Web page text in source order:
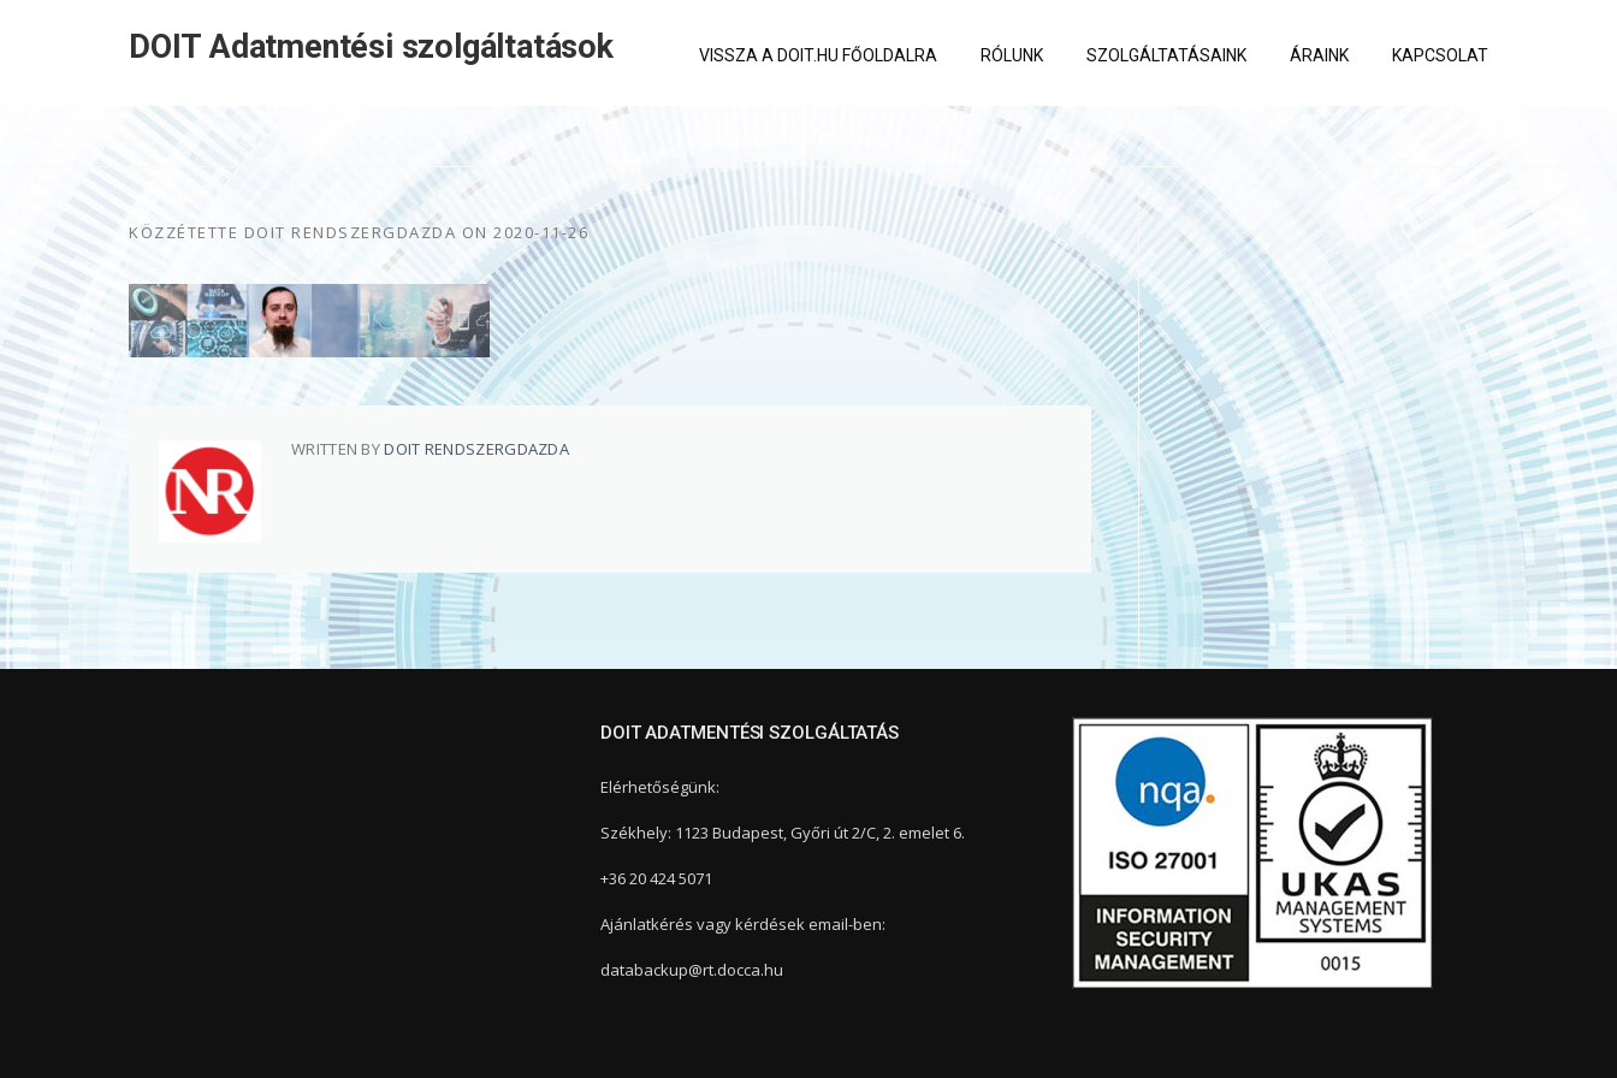
DOIT Adatmentési szolgáltatások VISSZA A DOIT.HU FŐOLDALRA RÓLUNK SZOLGÁLTATÁSAINK ÁRAINK KAPCSOLAT
KÖZZÉTETTE DOIT RENDSZERGDAZDA ON 2020-11-26
WRITTEN BYDOIT RENDSZERGDAZDA
DOIT ADATMENTÉSI SZOLGÁLTATÁS
Elérhetőségünk:
Székhely: 1123 Budapest, Győri út 2/C, 2. emelet 6.
+36 20 424 5071
Ajánlatkérés vagy kérdések email-ben:
databackup@rt.docca.hu